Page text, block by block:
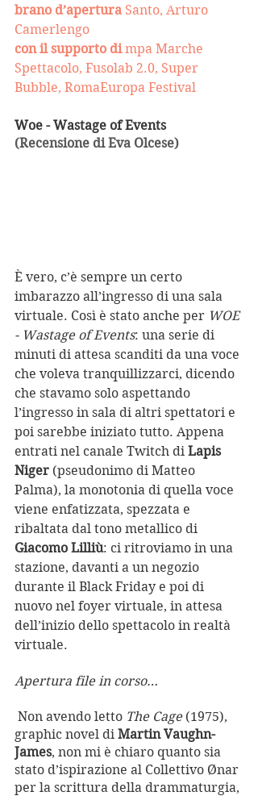
brano d’apertura Santo, Arturo
Camerlengo
con il supporto di mpa Marche
Spettacolo, Fusolab 2.0, Super
Bubble, RomaEuropa Festival
Woe - Wastage of Events
(Recensione di Eva Olcese)
È vero, c’è sempre un certo
imbarazzo all’ingresso di una sala
virtuale. Così è stato anche per WOE
- Wastage of Events: una serie di
minuti di attesa scanditi da una voce
che voleva tranquillizzarci, dicendo
che stavamo solo aspettando
l’ingresso in sala di altri spettatori e
poi sarebbe iniziato tutto. Appena
entrati nel canale Twitch di Lapis
Niger (pseudonimo di Matteo
Palma), la monotonia di quella voce
viene enfatizzata, spezzata e
ribaltata dal tono metallico di
Giacomo Lilliù: ci ritroviamo in una
stazione, davanti a un negozio
durante il Black Friday e poi di
nuovo nel foyer virtuale, in attesa
dell’inizio dello spettacolo in realtà
virtuale.
Apertura file in corso…
Non avendo letto The Cage (1975),
graphic novel di Martin Vaughn-
James, non mi è chiaro quanto sia
stato d’ispirazione al Collettivo Ønar
per la scrittura della drammaturgia,